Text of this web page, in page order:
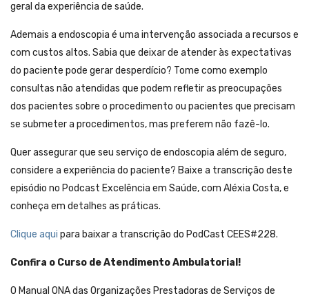
geral da experiência de saúde.
Ademais a endoscopia é uma intervenção associada a recursos e
com custos altos. Sabia que deixar de atender às expectativas
do paciente pode gerar desperdício? Tome como exemplo
consultas não atendidas que podem refletir as preocupações
dos pacientes sobre o procedimento ou pacientes que precisam
se submeter a procedimentos, mas preferem não fazê-lo.
Quer assegurar que seu serviço de endoscopia além de seguro,
considere a experiência do paciente? Baixe a transcrição deste
episódio no Podcast Excelência em Saúde, com Aléxia Costa, e
conheça em detalhes as práticas.
Clique aqui para baixar a transcrição do PodCast CEES#228.
Confira o Curso de Atendimento Ambulatorial!
O Manual ONA das Organizações Prestadoras de Serviços de